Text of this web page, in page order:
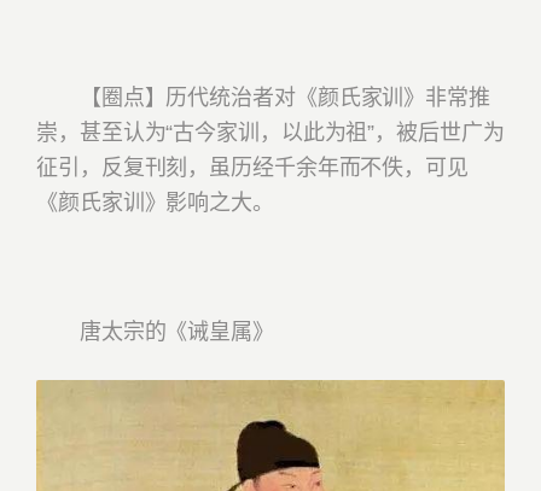
【圈点】历代统治者对《颜氏家训》非常推
崇，甚至认为“古今家训，以此为祖”，被后世广为
征引，反复刊刻，虽历经千余年而不佚，可见
《颜氏家训》影响之大。
唐太宗的《诫皇属》